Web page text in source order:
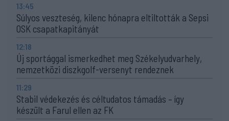
13:45
Súlyos veszteség, kilenc hónapra eltiltották a Sepsi
OSK csapatkapitányát
12:18
Új sportággal ismerkedhet meg Székelyudvarhely,
nemzetközi diszkgolf-versenyt rendeznek
11:29
Stabil védekezés és céltudatos támadás – így
készült a Farul ellen az FK